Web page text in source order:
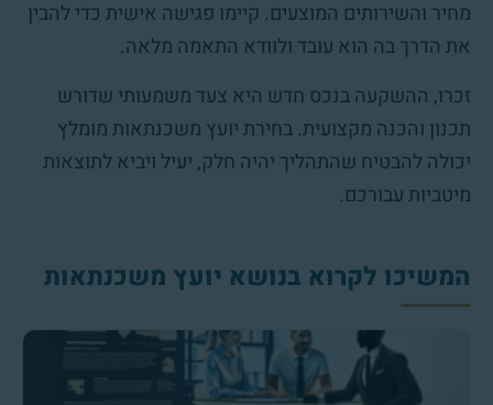
מחיר והשירותים המוצעים. קיימו פגישה אישית כדי להבין
את הדרך בה הוא עובד ולוודא התאמה מלאה.
זכרו, ההשקעה בנכס חדש היא צעד משמעותי שדורש
תכנון והכנה מקצועית. בחירת יועץ משכנתאות מומלץ
יכולה להבטיח שהתהליך יהיה חלק, יעיל ויביא לתוצאות
מיטביות עבורכם.
המשיכו לקרוא בנושא יועץ משכנתאות